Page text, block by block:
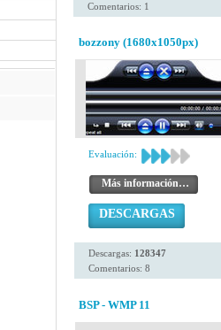
Comentarios: 1
bozzony (1680x1050px)
Evaluación:
Más información…
DESCARGAS
Descargas: 128347
Comentarios: 8
BSP - WMP 11